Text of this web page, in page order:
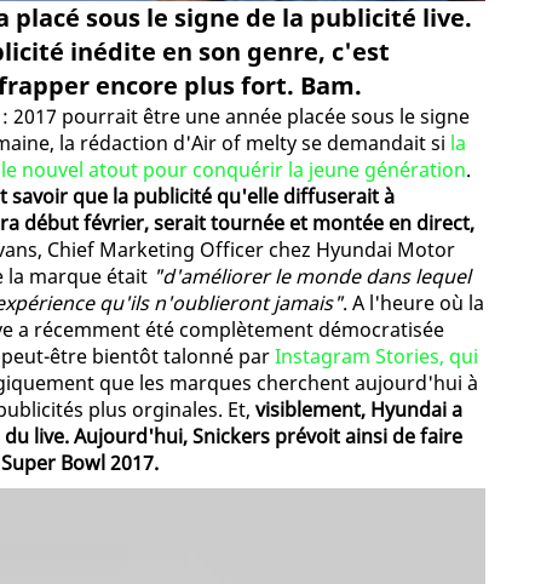
placé sous le signe de la publicité live.
inédite en son genre, c'est
encore plus fort. Bam.
pourrait être une année placée sous le signe
la rédaction d'Air of melty se demandait si la
nouvel atout pour conquérir la jeune génération.
savoir que la publicité qu'elle diffuserait à
début février, serait tournée et montée en direct,
Chief Marketing Officer chez Hyundai Motor
la marque était "d'améliorer le monde dans lequel
qu'ils n'oublieront jamais". A l'heure où la
a récemment été complètement démocratisée
être bientôt talonné parInstagram Stories, qui
que les marques cherchent aujourd'hui à
plus orginales. Et, visiblement, Hyundai a
live. Aujourd'hui, Snickers prévoit ainsi de faire
Bowl 2017.